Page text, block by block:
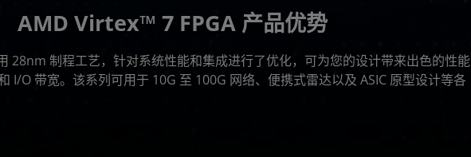
AMD Virtex™ 7 FPGA 产品优势
28nm 制程工艺，针对系统性能和集成进行了优化，可为您的设计带来出色的性能
I/O 带宽。该系列可用于 10G 至 100G 网络、便携式雷达以及 ASIC 原型设计等各